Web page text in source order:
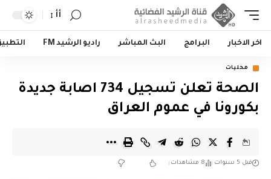
أأ
اخر الاخبار البرامج البث المباشر راديو الرشيد FM
محليات
الصحة تعلن تسجيل 734 اصابة جديدة
بكورونا في عموم العراق
قبل 5 سنوات 8 مشاهدات